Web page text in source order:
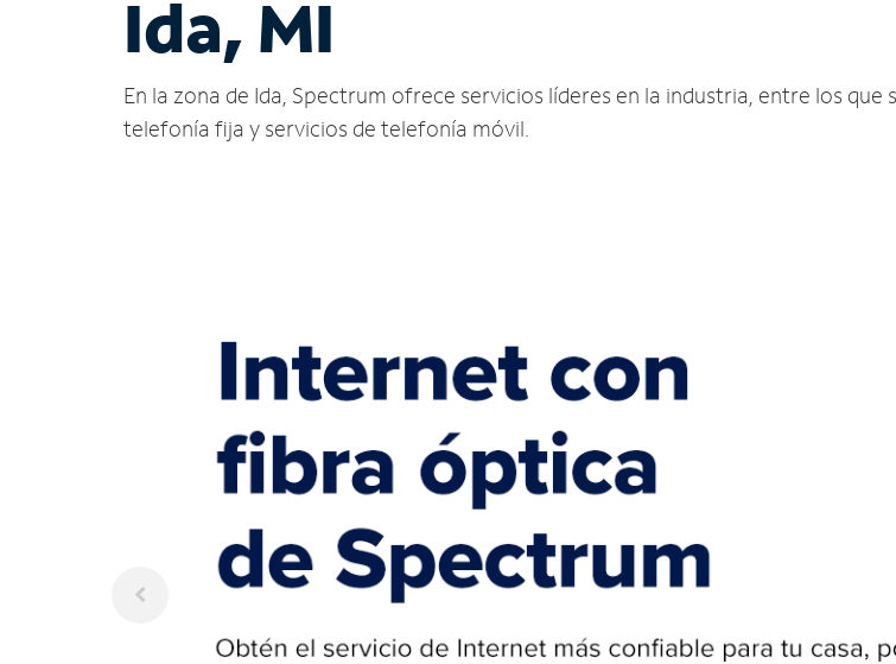
Ida, MI
En la zona de Ida, Spectrum ofrece servicios líderes en la industria, entre los
telefonía fija y servicios de telefonía móvil.